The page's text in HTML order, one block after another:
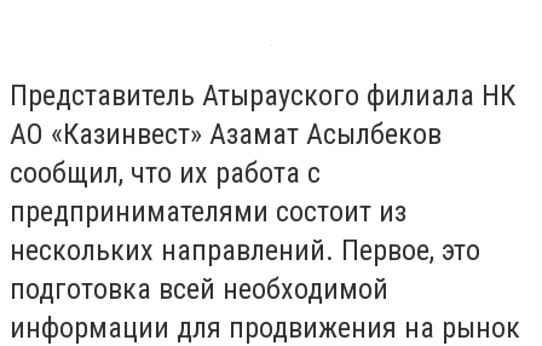
Представитель Атырауского филиала НК
АО «Казинвест» Азамат Асылбеков
сообщил, что их работа с
предпринимателями состоит из
нескольких направлений. Первое, это
подготовка всей необходимой
информации для продвижения на рынок